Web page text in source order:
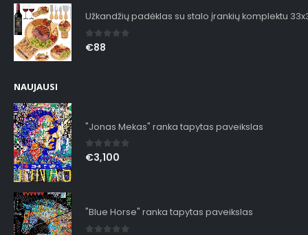
Užkandžių padėklas su stalo įrankių komplektu
0out of 5
€88
NAUJAUSI
"Jonas Mekas" ranka tapytas paveikslas
0out of 5
€3,100
"Blue Horse" ranka tapytas paveikslas